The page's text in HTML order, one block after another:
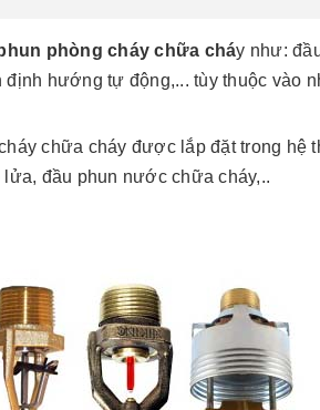
phòng cháy chữa cháy như:
hướng tự động,... tùy thuộc vào
chữa cháy được lắp đặt trong hệ
đầu phun nước chữa cháy,..